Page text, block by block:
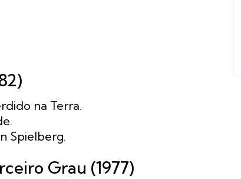
na Terra.
Spielberg.
Grau (1977)